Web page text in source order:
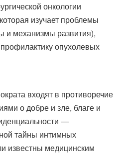
онкологии
изучает проблемы
и механизмы развития),
опухолевых
входят в противоречие
о добре и зле, благе и
—
тайны интимных
известны медицинским